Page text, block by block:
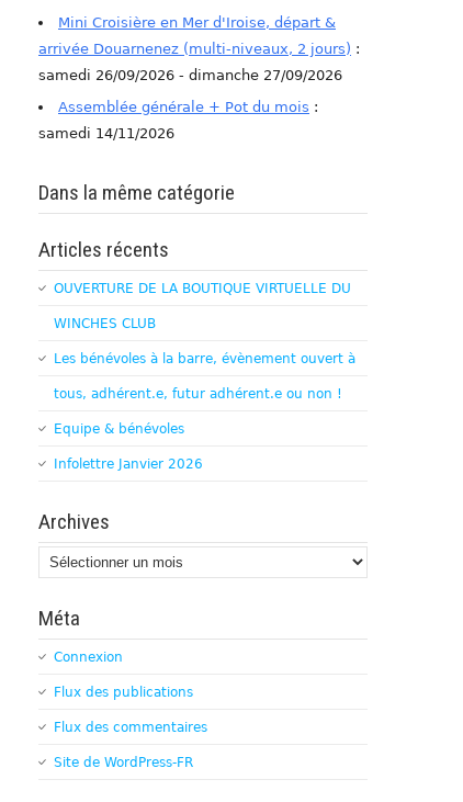
Mini Croisière en Mer d'Iroise, départ &
arrivée Douarnenez (multi-niveaux, 2 jours) :
samedi 26/09/2026 - dimanche 27/09/2026
Assemblée générale + Pot du mois :
samedi 14/11/2026
Dans la même catégorie
Articles récents
OUVERTURE DE LA BOUTIQUE VIRTUELLE DU
WINCHES CLUB
Les bénévoles à la barre, évènement ouvert à
tous, adhérent.e, futur adhérent.e ou non !
Equipe & bénévoles
Infolettre Janvier 2026
Archives
Archives
Méta
Connexion
Flux des publications
Flux des commentaires
Site de WordPress-FR